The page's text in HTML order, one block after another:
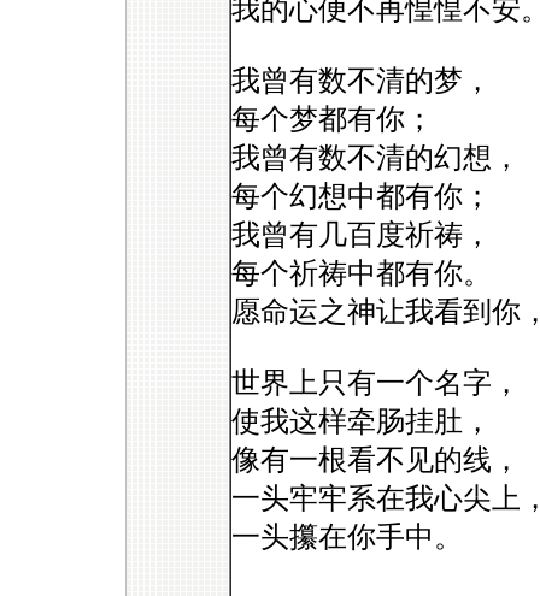
我的心便不再惶惶不安
我曾有数不清的梦，
每个梦都有你；
我曾有数不清的幻想，
每个幻想中都有你；
我曾有几百度祈祷，
每个祈祷中都有你。
愿命运之神让我看到你
世界上只有一个名字，
使我这样牵肠挂肚，
像有一根看不见的线，
一头牢牢系在我心尖上
一头攥在你手中。